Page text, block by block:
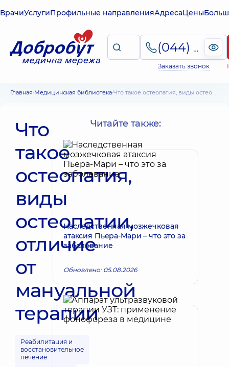
ВрачиУслугиПрофильные направленияАдресаЦены
(044) 495-2-888
Заказать звонок
Главная Медицинская библиотека Что такое остеопатия, виды остеопатии, отличие от мануальной терапии
Что
такое
остеопатия,
виды
остеопатии,
отличие
от
мануальной
терапии
Реабилитация и
восстановительное
лечение
Читайте также:
Наследственная мозжечковая
атаксия Пьера-Мари – что это за
заболевание
Обновлено: 05.08.2026